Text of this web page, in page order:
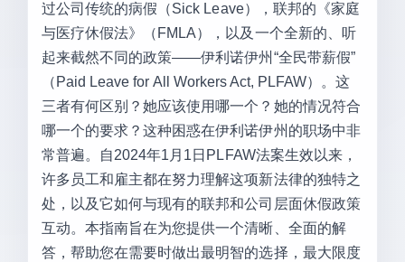
过公司传统的病假（Sick Leave），联邦的《家庭
与医疗休假法》（FMLA），以及一个全新的、听
起来截然不同的政策——伊利诺伊州“全民带薪假”
（Paid Leave for All Workers Act, PLFAW）。这
三者有何区别？她应该使用哪一个？她的情况符合
哪一个的要求？这种困惑在伊利诺伊州的职场中非
常普遍。自2024年1月1日PLFAW法案生效以来，
许多员工和雇主都在努力理解这项新法律的独特之
处，以及它如何与现有的联邦和公司层面休假政策
互动。本指南旨在为您提供一个清晰、全面的解
答，帮助您在需要时做出最明智的选择，最大限度